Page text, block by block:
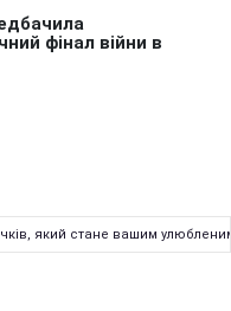
який стане вашим